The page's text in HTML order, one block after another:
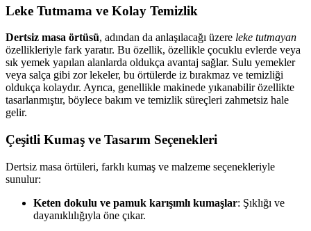
Leke Tutmama ve Kolay Temizlik
Dertsiz masa örtüsü, adından da anlaşılacağı üzere leke tutmayan
özellikleriyle fark yaratır. Bu özellik, özellikle çocuklu evlerde veya
sık yemek yapılan alanlarda oldukça avantaj sağlar. Sulu yemekler
veya salça gibi zor lekeler, bu örtülerde iz bırakmaz ve temizliği
oldukça kolaydır. Ayrıca, genellikle makinede yıkanabilir özellikte
tasarlanmıştır, böylece bakım ve temizlik süreçleri zahmetsiz hale
gelir.
Çeşitli Kumaş ve Tasarım Seçenekleri
Dertsiz masa örtüleri, farklı kumaş ve malzeme seçenekleriyle
sunulur:
Keten dokulu ve pamuk karışımlı kumaşlar: Şıklığı ve
dayanıklılığıyla öne çıkar.